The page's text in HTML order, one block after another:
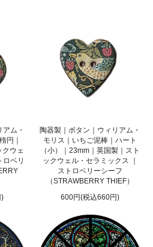
ム・
円｜
クウェ
ロベリ
)
陶器製｜ボタン｜ウィリアム・
モリス｜いちご泥棒｜ハート
（小）｜23mm｜英国製｜スト
ックウェル・セラミックス ｜
ストロベリーシーフ
（STRAWBERRY THIEF）
600円(税込660円)